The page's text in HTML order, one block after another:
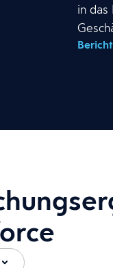
in das